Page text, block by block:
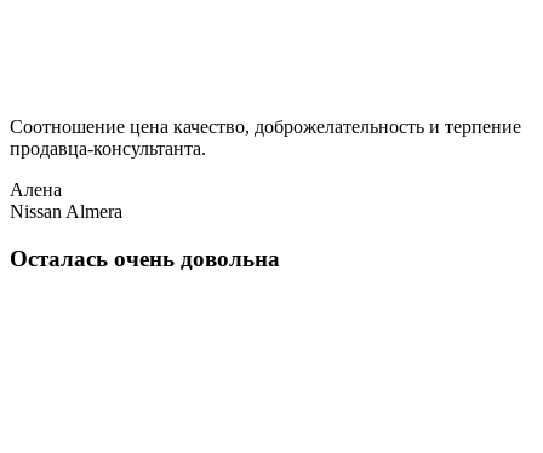
Соотношение цена качество, доброжелательность и терпение
продавца-консультанта.
Алена
Nissan Almera
Осталась очень довольна